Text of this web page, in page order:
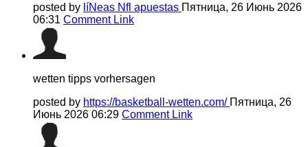
posted by líNeas Nfl apuestas Пятница, 26 Июнь 2026
06:31 Comment Link
wetten tipps vorhersagen
posted by https://basketball-wetten.com/ Пятница, 26
Июнь 2026 06:29 Comment Link